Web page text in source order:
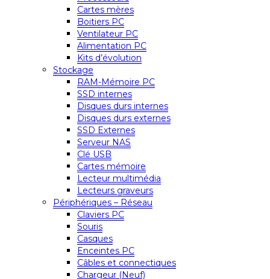
Cartes mères
Boitiers PC
Ventilateur PC
Alimentation PC
Kits d’évolution
Stockage
RAM-Mémoire PC
SSD internes
Disques durs internes
Disques durs externes
SSD Externes
Serveur NAS
Clé USB
Cartes mémoire
Lecteur multimédia
Lecteurs graveurs
Périphériques – Réseau
Claviers PC
Souris
Casques
Enceintes PC
Câbles et connectiques
Chargeur (Neuf)